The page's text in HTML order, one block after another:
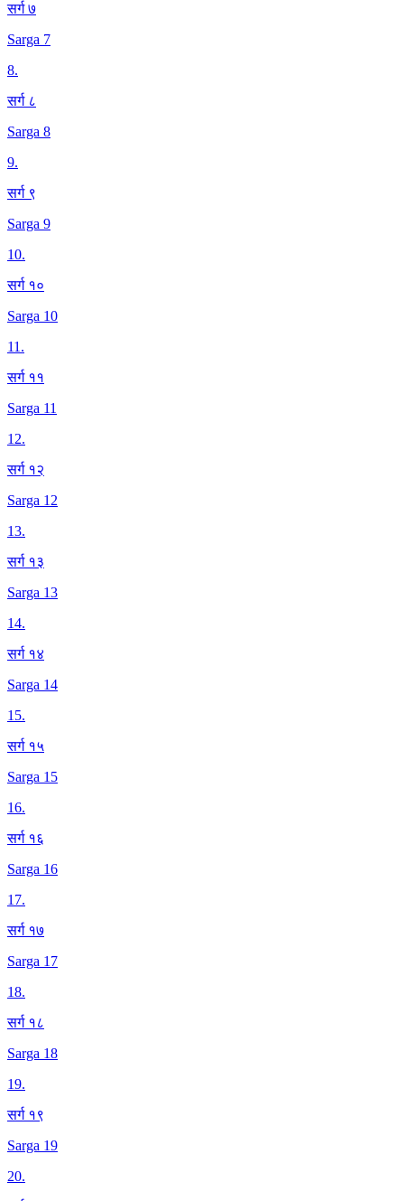
सर्ग ७
Sarga 7
8.
सर्ग ८
Sarga 8
9.
सर्ग ९
Sarga 9
10.
सर्ग १०
Sarga 10
11.
सर्ग ११
Sarga 11
12.
सर्ग १२
Sarga 12
13.
सर्ग १३
Sarga 13
14.
सर्ग १४
Sarga 14
15.
सर्ग १५
Sarga 15
16.
सर्ग १६
Sarga 16
17.
सर्ग १७
Sarga 17
18.
सर्ग १८
Sarga 18
19.
सर्ग १९
Sarga 19
20.